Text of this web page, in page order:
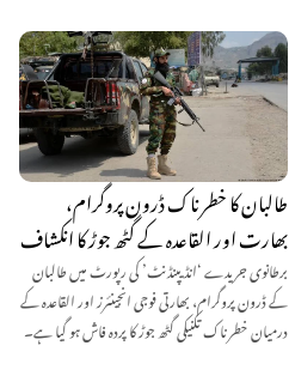
طالبان کا خطرناک ڈرون پروگرام،
بھارت اور القاعدہ کے گٹھ جوڑ کا انکشاف
برطانوی جریدے ‘انڈیپنڈنٹ’ کی رپورٹ میں طالبان
کے ڈرون پروگرام، بھارتی فوجی انجینئرز اور القاعدہ کے
درمیان خطرناک تکنیکی گٹھ جوڑ کا پردہ فاش ہو گیا ہے۔